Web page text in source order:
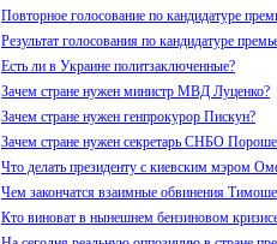
Повторное голосование по кандидатуре
Результат голосования по кандидатуре
Есть ли в Украине политзаключенные?
Зачем стране нужен министр МВД Луценко?
Зачем стране нужен генпрокурор Пискун?
Зачем стране нужен секретарь СНБО
Что делать президенту с киевским мэром
Чем закончатся взаимные обвинения
Кто виноват в нынешнем бензиновом